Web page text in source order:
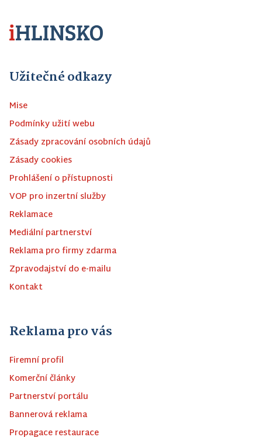
Užitečné odkazy
Mise
Podmínky užití webu
Zásady zpracování osobních údajů
Zásady cookies
Prohlášení o přístupnosti
VOP pro inzertní služby
Reklamace
Mediální partnerství
Reklama pro firmy zdarma
Zpravodajství do e-mailu
Kontakt
Reklama pro vás
Firemní profil
Komerční články
Partnerství portálu
Bannerová reklama
Propagace restaurace